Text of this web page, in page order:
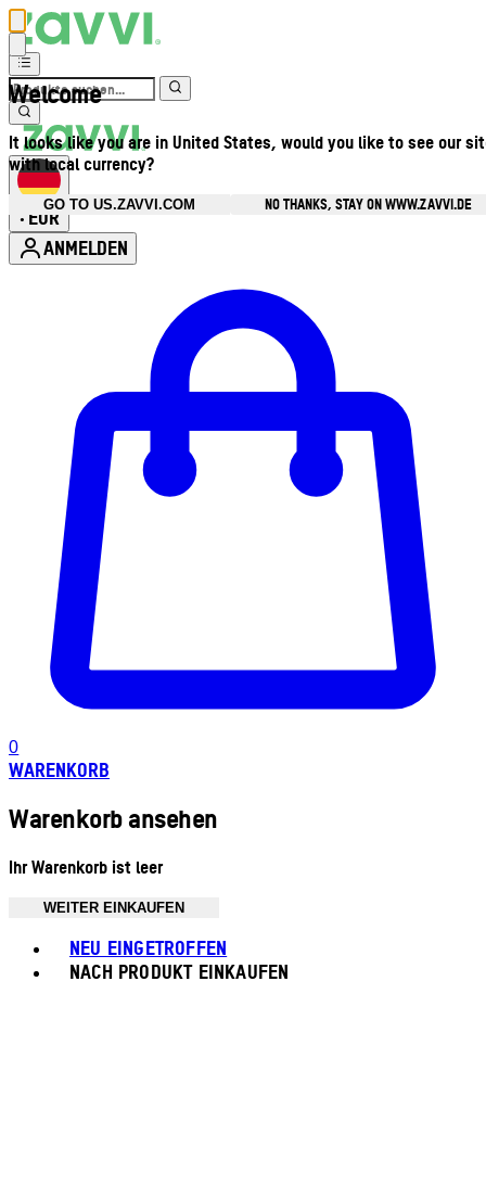
Welcome
It looks like you are in United States, would you like to see our
with local currency?
GO TO US.ZAVVI.COM
NO THANKS, STAY ON WWW.ZAVVI.DE
• EUR
ANMELDEN
0
WARENKORB
Warenkorb ansehen
Ihr Warenkorb ist leer
WEITER EINKAUFEN
NEU EINGETROFFEN
NACH PRODUKT EINKAUFEN